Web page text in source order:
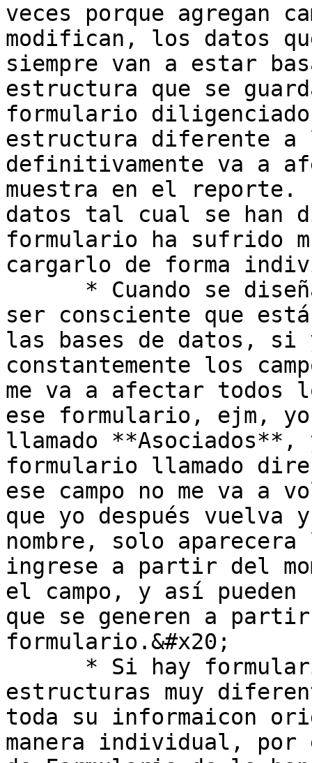
veces porque agregan
modifican, los datos
siempre van a estar
estructura que se
formulario
estructura diferente
definitivamente va a
muestra en el reporte.
datos tal cual se han
formulario ha sufrido
cargarlo de forma
ser consciente que está
las bases de datos, si
constantemente los
me va a afectar todos
ese formulario, ejm,
llamado
formulario llamado
ese campo no me va a
que yo después vuelva
nombre, solo
ingrese a partir del
el campo, y así pueden
que se generen a
formulario.&#x20;
estructuras muy
toda su informaicon
manera individual, por